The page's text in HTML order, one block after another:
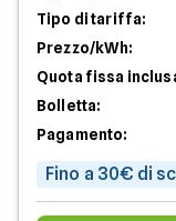
Tipo di tariffa:
Prezzo/kWh:
Quota fissa
Bolletta:
Pagamento:
Fino a 30€ di